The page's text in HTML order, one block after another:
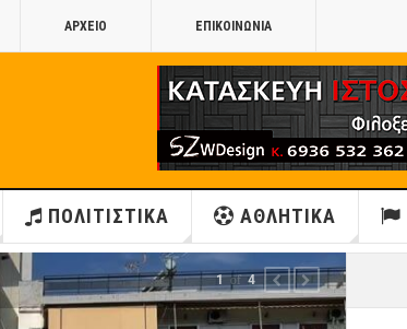
ΑΡΧΕΙΟ ΕΠΙΚΟΙΝΩΝΙΑ
ΠΟΛΙΤΙΣΤΙΚΑ ΑΘΛΗΤΙΚΑ
1of4 PREVIOUS
NEXT